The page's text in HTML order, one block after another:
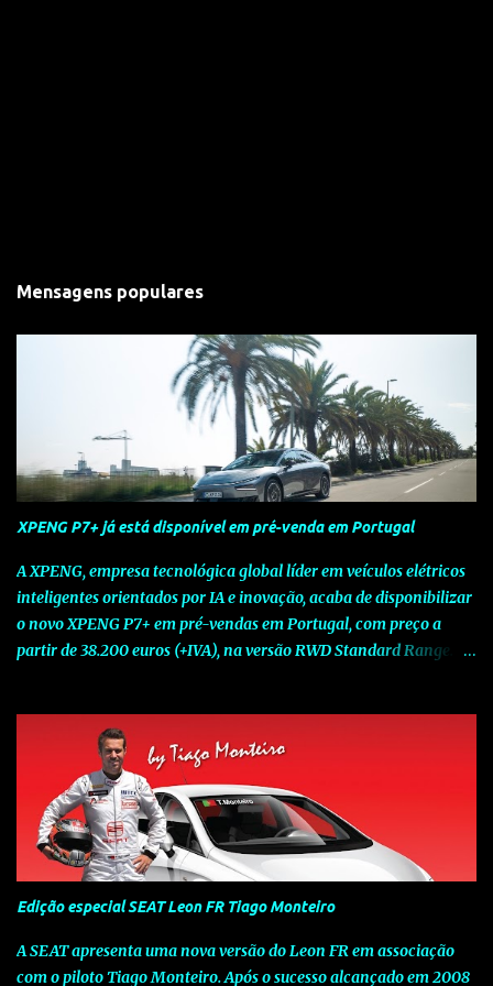
Mensagens populares
XPENG P7+ já está disponível em pré-venda em Portugal
A XPENG, empresa tecnológica global líder em veículos elétricos
inteligentes orientados por IA e inovação, acaba de disponibilizar
o novo XPENG P7+ em pré-vendas em Portugal, com preço a
partir de 38.200 euros (+IVA), na versão RWD Standard Range.
num momento decisivo, em que a indústria automóvel evolui da
mobilidade baseada na potência para a mobilidade baseada na
inteligência. Concebido como um fastback preparado para o
futuro e otimizado por Inteligência Artificial (IA), o novo XPENG
P7+ combina uma arquitetura inteligente avançada, um espaço
de referência no segmento e grande versatilidade para viagens,
respondendo às exigências do quotidiano europeu e refletindo o
compromisso de longo prazo da XPENG com a mobilidade
elétrica centrada no utilizador. O novo XPENG P7+ destaca-se
pela exclusividade do chip TURING AI, que oferece até 750 TOPS
Edição especial SEAT Leon FR Tiago Monteiro
A SEAT apresenta uma nova versão do Leon FR em associação
com o piloto Tiago Monteiro. Após o sucesso alcançado em 2008